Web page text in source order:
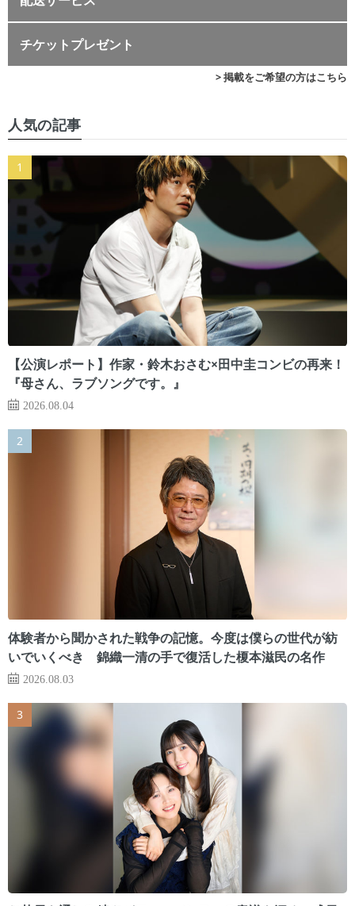
チケットプレゼント
> 掲載をご希望の方はこちら
人気の記事
【公演レポート】作家・鈴木おさむ×田中圭コンビの再来！
『母さん、ラブソングです。』
2026.08.04
体験者から聞かされた戦争の記憶。今度は僕らの世代が紡
いでいくべき 錦織一清の手で復活した榎本滋民の名作
2026.08.03